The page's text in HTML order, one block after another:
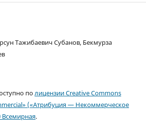
Тажибаевич Субанов, Бекмурза
полицензии Creative Commons
(«Атрибуция — Некоммерческое
Всемирная.